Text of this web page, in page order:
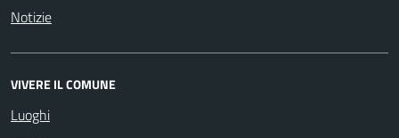
Notizie
VIVERE IL COMUNE
Luoghi